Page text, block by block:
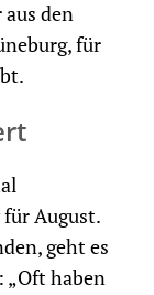
den
für
August.
geht es
„Oft haben